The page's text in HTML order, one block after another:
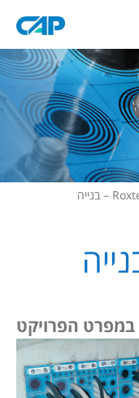
במפרט הפרויקט